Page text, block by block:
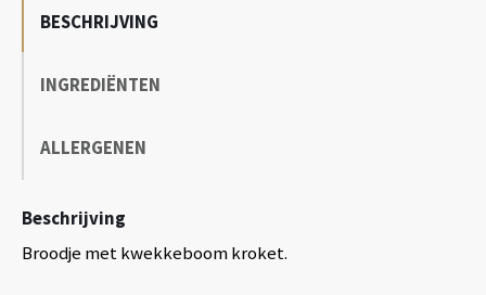
BESCHRIJVING
INGREDIËNTEN
ALLERGENEN
Beschrijving
Broodje met kwekkeboom kroket.